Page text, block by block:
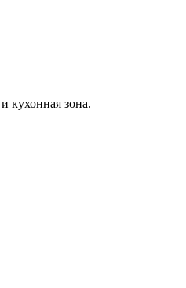
кухонная зона.